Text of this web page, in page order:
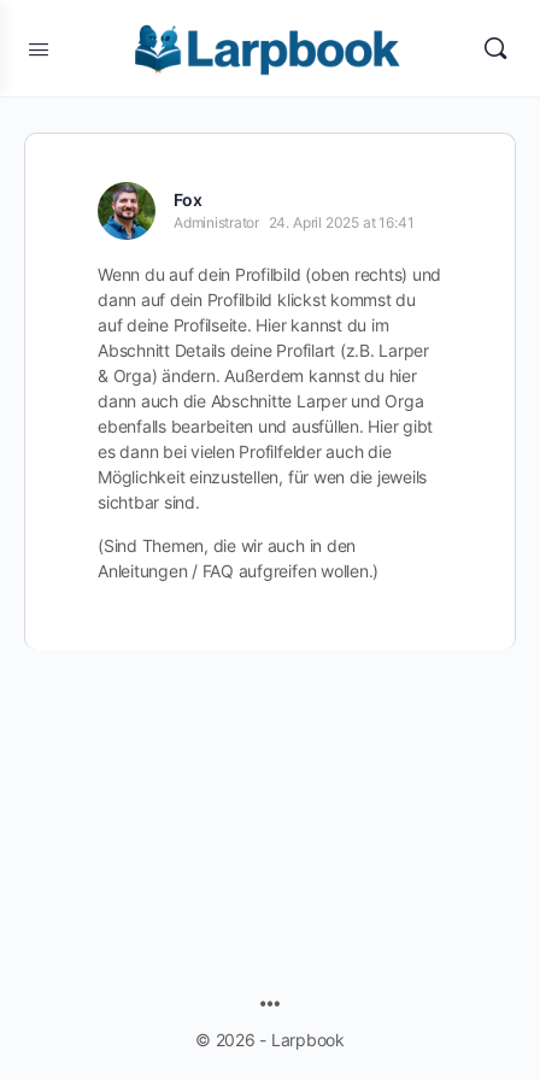
Fox
Administrator 24. April 2025 at 16:41
Wenn du auf dein Profilbild (oben rechts) und
dann auf dein Profilbild klickst kommst du
auf deine Profilseite. Hier kannst du im
Abschnitt Details deine Profilart (z.B. Larper
& Orga) ändern. Außerdem kannst du hier
dann auch die Abschnitte Larper und Orga
ebenfalls bearbeiten und ausfüllen. Hier gibt
es dann bei vielen Profilfelder auch die
Möglichkeit einzustellen, für wen die jeweils
sichtbar sind.
(Sind Themen, die wir auch in den
Anleitungen / FAQ aufgreifen wollen.)
© 2026 - Larpbook